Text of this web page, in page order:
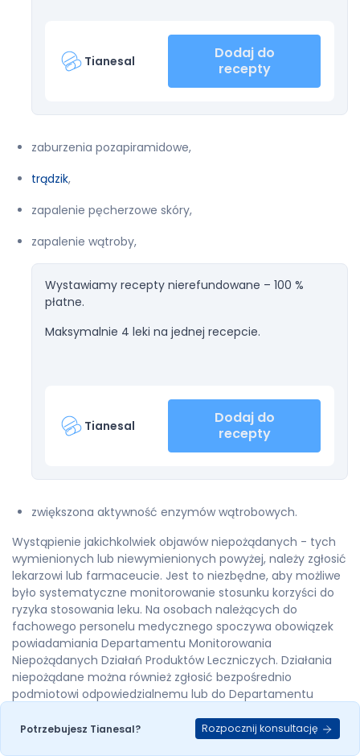
Tianesal
Dodaj do
recepty
zaburzenia pozapiramidowe,
trądzik,
zapalenie pęcherzowe skóry,
zapalenie wątroby,
Wystawiamy recepty nierefundowane – 100 %
płatne.
Maksymalnie 4 leki na jednej recepcie.
Tianesal
Dodaj do
recepty
zwiększona aktywność enzymów wątrobowych.
Wystąpienie jakichkolwiek objawów niepożądanych - tych
wymienionych lub niewymienionych powyżej, należy zgłosić
lekarzowi lub farmaceucie. Jest to niezbędne, aby możliwe
było systematyczne monitorowanie stosunku korzyści do
ryzyka stosowania leku. Na osobach należących do
fachowego personelu medycznego spoczywa obowiązek
powiadamiania Departamentu Monitorowania
Niepożądanych Działań Produktów Leczniczych. Działania
niepożądane można również zgłosić bezpośrednio
podmiotowi odpowiedzialnemu lub do Departamentu
Leczniczych Urzędu Rejestracji Produktów Leczniczych,
Potrzebujesz Tianesal? Rozpocznij konsultację